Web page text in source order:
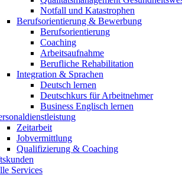
Notfall und Katastrophen
Berufsorientierung & Bewerbung
Berufsorientierung
Coaching
Arbeitsaufnahme
Berufliche Rehabilitation
Integration & Sprachen
Deutsch lernen
Deutschkurs für Arbeitnehmer
Business Englisch lernen
Zeitarbeit
Jobvermittlung
Qualifizierung & Coaching
Services